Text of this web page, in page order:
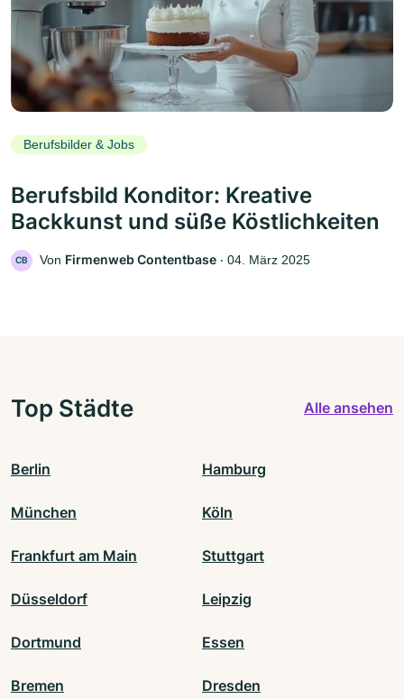
Berufsbilder & Jobs
Berufsbild Konditor: Kreative
Backkunst und süße Köstlichkeiten
CB Von Firmenweb Contentbase ‧ 04. März 2025
Top Städte Alle ansehen
Berlin Hamburg
München Köln
Frankfurt am Main Stuttgart
Düsseldorf Leipzig
Dortmund Essen
Bremen Dresden